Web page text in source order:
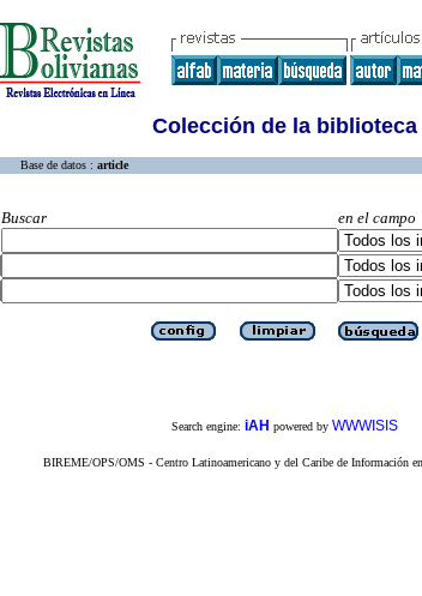
Colección de la biblioteca
Base de datos : article
Buscar
en el campo
Search engine: iAH powered by WWWISIS
BIREME/OPS/OMS - Centro Latinoamericano y del Caribe de Información